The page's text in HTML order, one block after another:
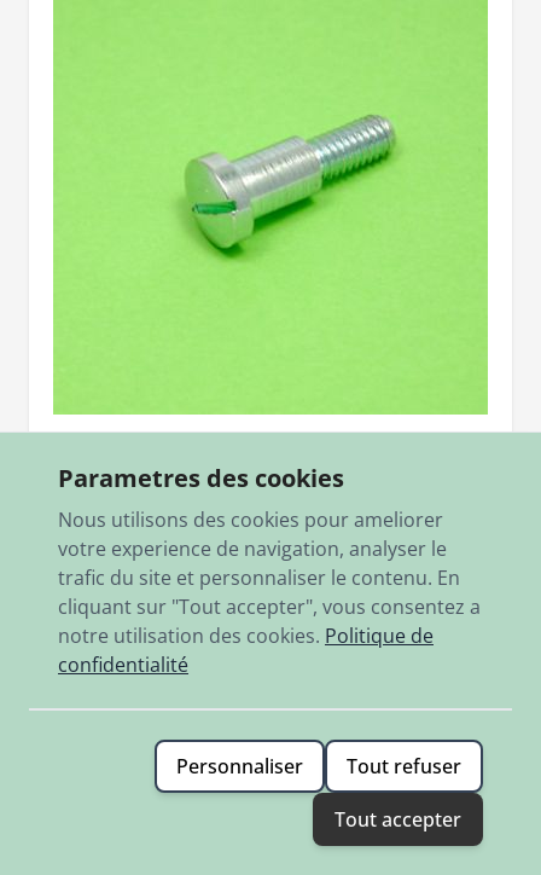
Lagerschraube für Lenkerhebel TT,TF
3,90 €
En stock
Parametres des cookies
Nous utilisons des cookies pour ameliorer
votre experience de navigation, analyser le
trafic du site et personnaliser le contenu. En
cliquant sur "Tout accepter", vous consentez a
notre utilisation des cookies. Politique de
confidentialité
Personnaliser
Tout refuser
Tout accepter